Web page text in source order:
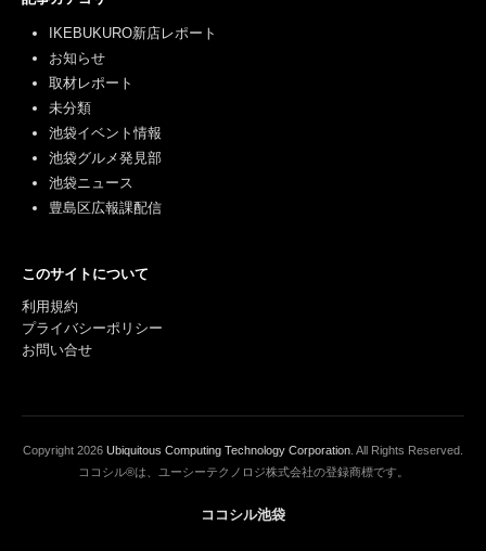
IKEBUKURO新店レポート
お知らせ
取材レポート
未分類
池袋イベント情報
池袋グルメ発見部
池袋ニュース
豊島区広報課配信
このサイトについて
利用規約
プライバシーポリシー
お問い合せ
Copyright 2026 Ubiquitous Computing Technology Corporation . All Rights Reserved.
ココシル®は、ユーシーテクノロジ株式会社の登録商標です。
ココシル池袋